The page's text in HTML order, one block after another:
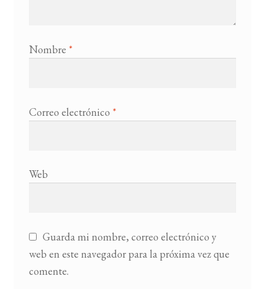
Nombre *
Correo electrónico *
Web
Guarda mi nombre, correo electrónico y
web en este navegador para la próxima vez que
comente.